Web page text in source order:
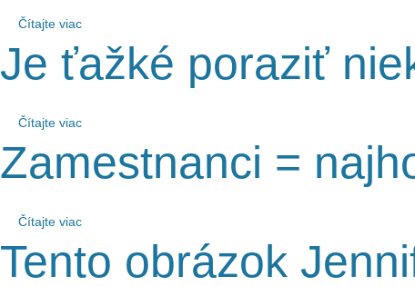
Čítajte viac
Je ťažké poraziť
Čítajte viac
Zamestnanci =
Čítajte viac
Tento obrázok